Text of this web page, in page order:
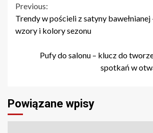
Continue
Reading
Previous:
Trendy w pościeli z satyny
wzory i kolory sezonu
Pufy do salonu – klucz do
spotkań w
Powiązane wpisy